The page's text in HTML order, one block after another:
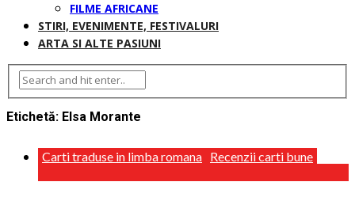
FILME AFRICANE
STIRI, EVENIMENTE, FESTIVALURI
ARTA SI ALTE PASIUNI
Etichetă: Elsa Morante
Carti traduse in limba romana Recenzii carti bune